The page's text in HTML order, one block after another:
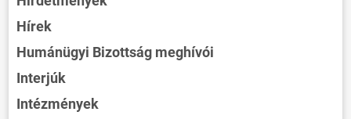
Hírek
Humánügyi Bizottság meghívói
Interjúk
Intézmények